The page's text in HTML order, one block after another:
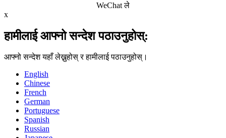
WeChat ले
x
हामीलाई आफ्नो सन्देश पठाउनुहोस्:
आफ्नो सन्देश यहाँ लेख्नुहोस् र हामीलाई पठाउनुहोस्।
English
Chinese
French
German
Portuguese
Spanish
Russian